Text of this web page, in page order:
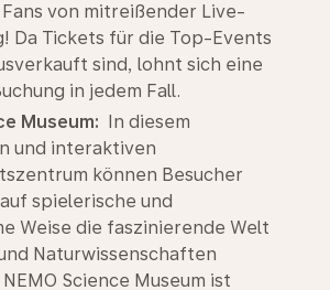
von mitreißender Live-
Da Tickets für die Top-Events
sind, lohnt sich eine
in jedem Fall.
Museum: In diesem
und interaktiven
können Besucher
spielerische und
Weise die faszinierende Welt
Naturwissenschaften
Science Museum ist